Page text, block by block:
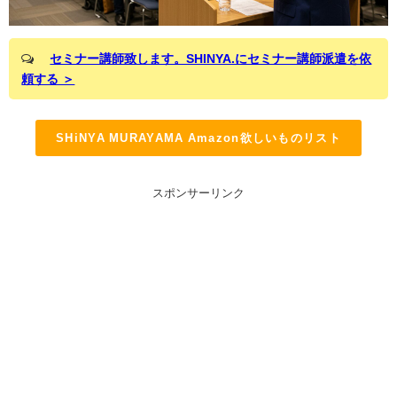
セミナー講師致します。SHINYA.にセミナー講師派遣を依
頼する ＞
SHiNYA MURAYAMA Amazon欲しいものリスト
スポンサーリンク